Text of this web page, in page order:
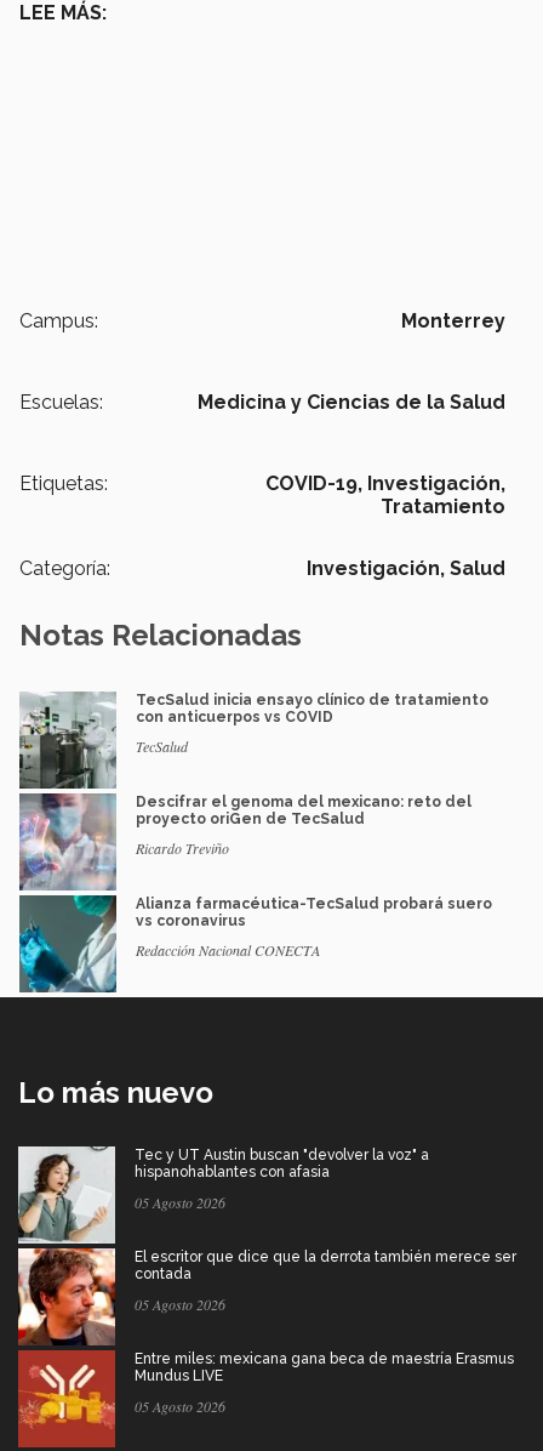
LEE MÁS:
Campus: Monterrey
Escuelas: Medicina y Ciencias de la Salud
Etiquetas: COVID-19, Investigación,
Tratamiento
Categoría: Investigación, Salud
Notas Relacionadas
TecSalud inicia ensayo clínico de tratamiento
con anticuerpos vs COVID
TecSalud
Descifrar el genoma del mexicano: reto del
proyecto oriGen de TecSalud
Ricardo Treviño
Alianza farmacéutica-TecSalud probará suero
vs coronavirus
Redacción Nacional CONECTA
Lo más nuevo
Tec y UT Austin buscan "devolver la voz" a
hispanohablantes con afasia
05 Agosto 2026
El escritor que dice que la derrota también merece ser
contada
05 Agosto 2026
Entre miles: mexicana gana beca de maestría Erasmus
Mundus LIVE
05 Agosto 2026